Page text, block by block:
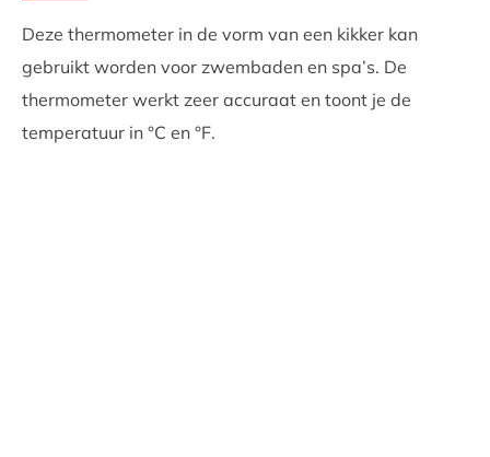
Deze thermometer in de vorm van een kikker kan
gebruikt worden voor zwembaden en spa’s. De
thermometer werkt zeer accuraat en toont je de
temperatuur in °C en °F.